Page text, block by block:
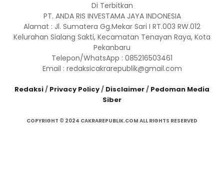
Di Terbitkan
PT. ANDA RIS INVESTAMA JAYA INDONESIA
Alamat : Jl. Sumatera Gg.Mekar Sari I RT.003 RW.012
Kelurahan Sialang Sakti, Kecamatan Tenayan Raya, Kota
Pekanbaru
Telepon/WhatsApp : 085216503461
Email : redaksicakrarepublik@gmail.com
Redaksi/ Privacy Policy/ Disclaimer/ Pedoman Media
Siber
COPYRIGHT © 2024 CAKRAREPUBLIK.COM ALL RIGHTS RESERVED